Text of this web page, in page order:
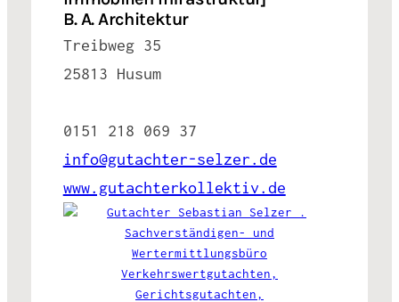
B. A. Architektur
Treibweg 35
25813 Husum
0151 218 069 37
info@gutachter-selzer.de
www.gutachterkollektiv.de